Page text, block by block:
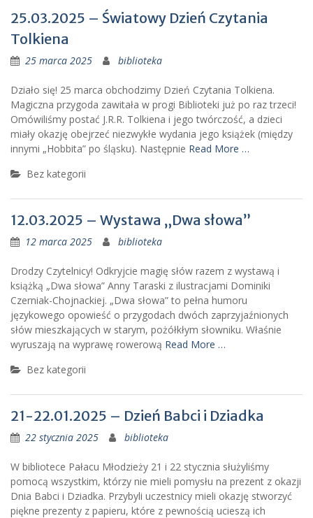
25.03.2025 – Światowy Dzień Czytania
Tolkiena
25 marca 2025 biblioteka
Działo się! 25 marca obchodzimy Dzień Czytania Tolkiena.
Magiczna przygoda zawitała w progi Biblioteki już po raz trzeci!
Omówiliśmy postać J.R.R. Tolkiena i jego twórczość, a dzieci
miały okazję obejrzeć niezwykłe wydania jego książek (między
innymi „Hobbita” po śląsku). Następnie Read More …
Bez kategorii
12.03.2025 – Wystawa „Dwa słowa”
12 marca 2025 biblioteka
Drodzy Czytelnicy! Odkryjcie magię słów razem z wystawą i
książką „Dwa słowa” Anny Taraski z ilustracjami Dominiki
Czerniak-Chojnackiej. „Dwa słowa” to pełna humoru
językowego opowieść o przygodach dwóch zaprzyjaźnionych
słów mieszkających w starym, pożółkłym słowniku. Właśnie
wyruszają na wyprawę rowerową Read More …
Bez kategorii
21-22.01.2025 – Dzień Babci i Dziadka
22 stycznia 2025 biblioteka
W bibliotece Pałacu Młodzieży 21 i 22 stycznia służyliśmy
pomocą wszystkim, którzy nie mieli pomysłu na prezent z okazji
Dnia Babci i Dziadka. Przybyli uczestnicy mieli okazję stworzyć
piękne prezenty z papieru, które z pewnością ucieszą ich